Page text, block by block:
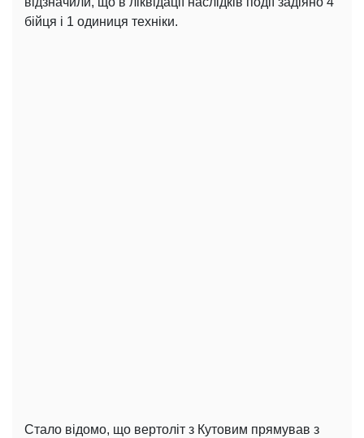
бійця і 1 одиниця техніки.
Стало відомо, що вертоліт з Кутовим прямував з